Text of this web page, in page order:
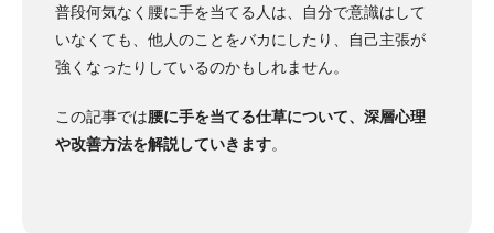
普段何気なく腰に手を当てる人は、自分で意識はして
いなくても、他人のことをバカにしたり、自己主張が
強くなったりしているのかもしれません。
この記事では腰に手を当てる仕草について、深層心理
や改善方法を解説していきます。